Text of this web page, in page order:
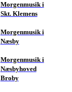
Morgenmusik i
Skt. Klemens
Morgenmusik i
Næsby
Morgenmusik i
Næsbyhoved
Broby